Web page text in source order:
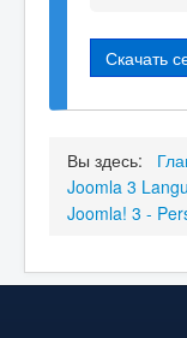
Скачать
Вы здесь:
Joomla 3
Joomla! 3 -